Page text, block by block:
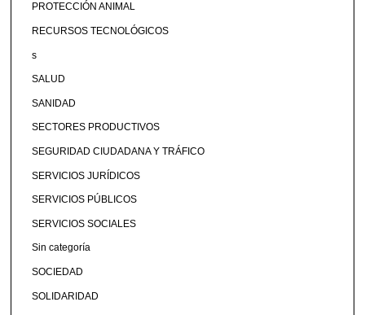
PROTECCIÓN ANIMAL
RECURSOS TECNOLÓGICOS
s
SALUD
SANIDAD
SECTORES PRODUCTIVOS
SEGURIDAD CIUDADANA Y TRÁFICO
SERVICIOS JURÍDICOS
SERVICIOS PÚBLICOS
SERVICIOS SOCIALES
Sin categoría
SOCIEDAD
SOLIDARIDAD